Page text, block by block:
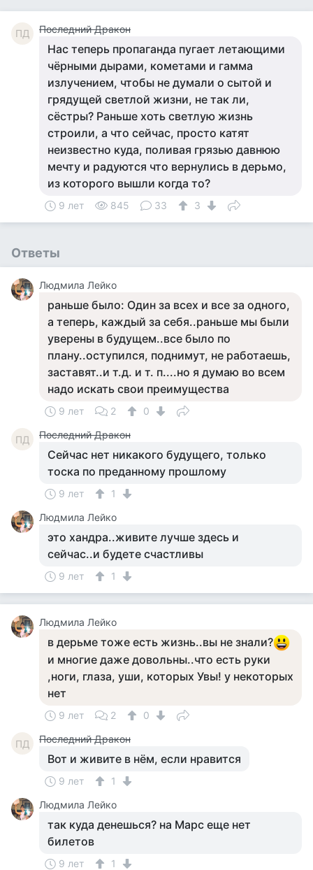
ПД Последний Дракон
Нас теперь пропаганда пугает летающими
чёрными дырами, кометами и гамма
излучением, чтобы не думали о сытой и
грядущей светлой жизни, не так ли,
сёстры? Раньше хоть светлую жизнь
строили, а что сейчас, просто катят
неизвестно куда, поливая грязью давнюю
мечту и радуются что вернулись в дерьмо,
из которого вышли когда то?
9 лет 845 33 3
Ответы
Людмила Лейко
раньше было: Один за всех и все за одного,
а теперь, каждый за себя..раньше мы были
уверены в будущем..все было по
плану..оступился, поднимут, не работаешь,
заставят..и т.д. и т. п....но я думаю во всем
надо искать свои преимущества
9 лет 2 0
ПД Последний Дракон
Сейчас нет никакого будущего, только
тоска по преданному прошлому
9 лет
1
Людмила Лейко
это хандра..живите лучше здесь и
сейчас..и будете счастливы
9 лет 1
Людмила Лейко
в дерьме тоже есть жизнь..вы не знали?
и многие даже довольны..что есть руки
,ноги, глаза, уши, которых Увы! у некоторых
нет
9 лет 2 0
ПД Последний Дракон
Вот и живите в нём, если нравится
9 лет
1
Людмила Лейко
так куда денешься? на Марс еще нет
билетов
9 лет 1